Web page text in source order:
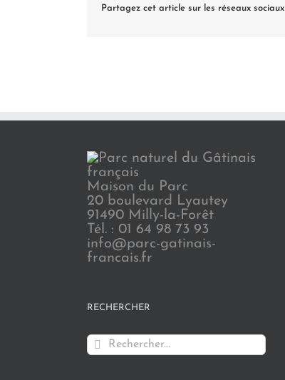
Partagez cet article sur les réseaux sociaux
Maison du Parc
20 boulevard Lyautey
91490 Milly-la-Forêt
Tél. : 01 64 98 73 93
info@parc-gatinais-
francais.fr
RECHERCHER
Rechercher: